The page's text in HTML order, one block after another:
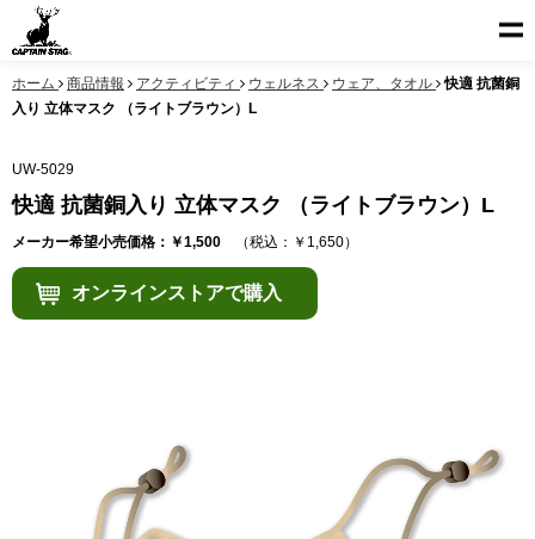
ホーム 商品情報 アクティビティ ウェルネス ウェア、タオル
快適 抗菌銅
入り 立体マスク （ライトブラウン）L
UW-5029
快適 抗菌銅入り 立体マスク （ライトブラウン）L
メーカー希望小売価格：￥1,500 （税込：￥1,650）
オンラインストアで購入